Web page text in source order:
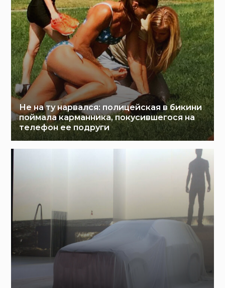
Не на ту нарвался: полицейская в бикини
поймала карманника, покусившегося на
телефон ее подруги